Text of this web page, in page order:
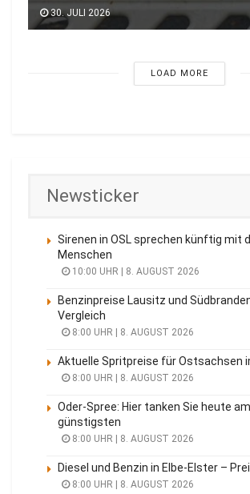
30. JULI 2026
LOAD MORE
Newsticker
Sirenen in OSL sprechen künftig mit
Menschen
10:00 UHR | 8. AUGUST 2026
Benzinpreise Lausitz und
Vergleich
8:00 UHR | 8. AUGUST 2026
Aktuelle Spritpreise für Ostsachsen
8:00 UHR | 8. AUGUST 2026
Oder-Spree: Hier tanken Sie heute am
günstigsten
8:00 UHR | 8. AUGUST 2026
Diesel und Benzin in Elbe-Elster –
8:00 UHR | 8. AUGUST 2026